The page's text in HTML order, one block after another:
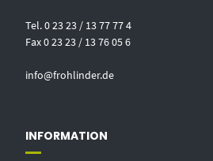
Tel. 0 23 23 / 13 77 77 4
Fax 0 23 23 / 13 76 05 6
info@frohlinder.de
INFORMATION